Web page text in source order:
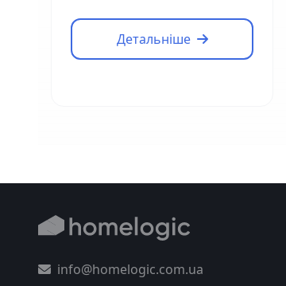
Детальніше
info@homelogic.com.ua